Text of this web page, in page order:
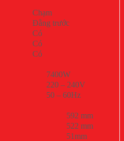
Chạm
Đằng trước
Có
Có
Có
7400W
220 – 240V
50 – 60Hz
592 mm
522 mm
51mm